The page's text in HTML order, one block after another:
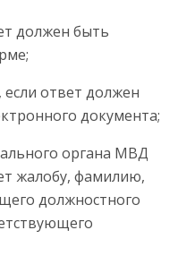
должен быть
ответ должен
документа;
органа МВД
жалобу, фамилию,
должностного